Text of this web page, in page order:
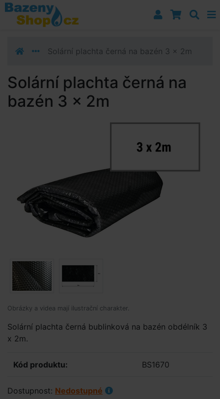
Přejít k navigaci
Přejít na obsah
Přejít k postrannímu sloupci
Solární plachta černá na bazén 3 x 2m
Solární plachta černá na
bazén 3 x 2m
Obrázky a videa mají ilustrační charakter.
Solární plachta černá bublinková na bazén obdélník 3
x 2m.
Kód produktu: BS1670
Dostupnost: Nedostupné